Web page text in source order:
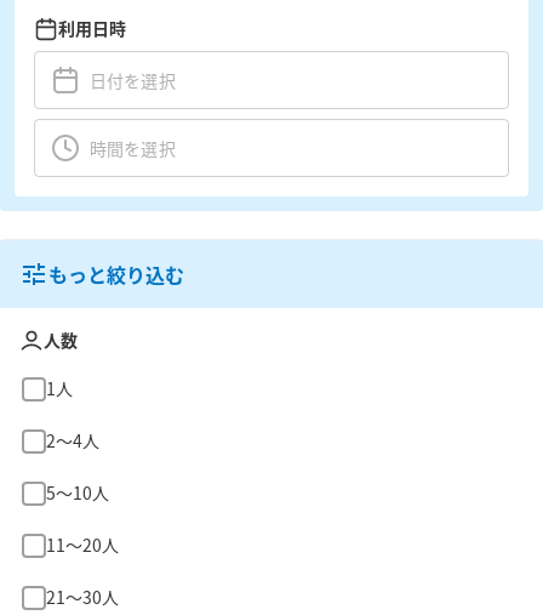
利用日時
もっと絞り込む
人数
1人
2〜4人
5〜10人
11〜20人
21〜30人